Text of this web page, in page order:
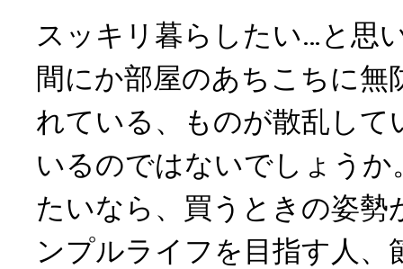
スッキリ暮らしたい…と思
間にか部屋のあちこちに無
れている、ものが散乱し
いるのではないでしょう
たいなら、買うときの姿勢
ンプルライフを目指す人、